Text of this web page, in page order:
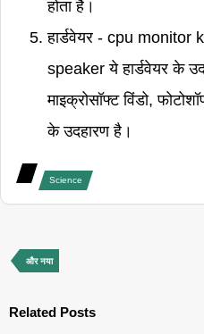
होता है।
हार्डवेयर - cpu
speaker ये हार्डवेयर के
माइक्रोसॉफ्ट विंडो,
के उदहारण है।
Science
और नया
Related Posts